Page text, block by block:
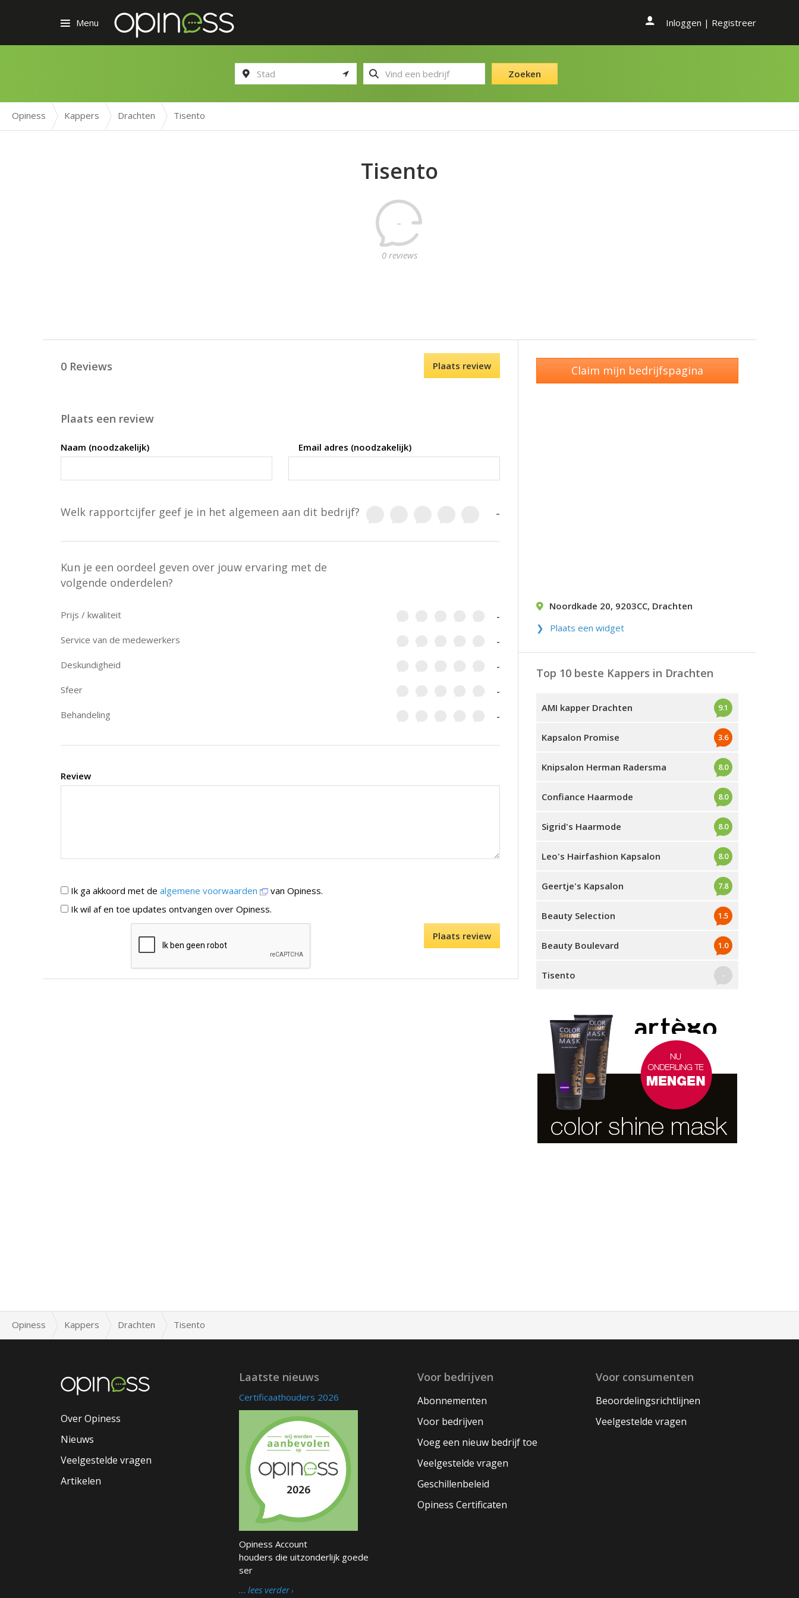
Menu Inloggen | Registreer
Zoeken
Opiness Kappers Drachten Tisento
Tisento
-
0 reviews
0 Reviews Plaats review
Plaats een review
Naam (noodzakelijk) Email adres (noodzakelijk)
Welk rapportcijfer geef je in het algemeen aan dit bedrijf? -
Kun je een oordeel geven over jouw ervaring met de
volgende onderdelen?
Prijs / kwaliteit
-
Service van de medewerkers
-
Deskundigheid
-
Sfeer
-
Behandeling
-
Review
Ik ga akkoord met de algemene voorwaarden
van Opiness.
Ik wil af en toe updates ontvangen over Opiness.
Claim mijn bedrijfspagina
Noordkade 20, 9203CC, Drachten
Plaats een widget
Top 10 beste Kappers in Drachten
AMI kapper Drachten 9.1
Kapsalon Promise 3.6
Knipsalon Herman Radersma 8.0
Confiance Haarmode 8.0
Sigrid's Haarmode 8.0
Leo's Hairfashion Kapsalon 8.0
Geertje's Kapsalon 7.8
Beauty Selection 1.5
Beauty Boulevard 1.0
Tisento -
Opiness Kappers Drachten Tisento
Over Opiness
Nieuws
Veelgestelde vragen
Artikelen
Laatste nieuws
Certificaathouders 2026
Opiness Account
houders die uitzonderlijk goede
ser
… lees verder
Voor bedrijven
Abonnementen
Voor bedrijven
Voeg een nieuw bedrijf toe
Veelgestelde vragen
Geschillenbeleid
Opiness Certificaten
Voor consumenten
Beoordelingsrichtlijnen
Veelgestelde vragen